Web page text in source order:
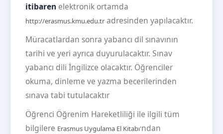
itibaren elektronik ortamda
http://erasmus.kmu.edu.tr adresinden yapılacaktır.
Müracatlardan sonra yabancı dil sınavının
tarihi ve yeri ayrıca duyurulacaktır. Sınav
yabancı dili İngilizce olacaktır. Öğrenciler
okuma, dinleme ve yazma becerilerinden
sınava tabi tutulacaktır
Öğrenci Öğrenim Hareketliliği ile ilgili tüm
bilgilere Erasmus Uygulama El Kitabı'ndan